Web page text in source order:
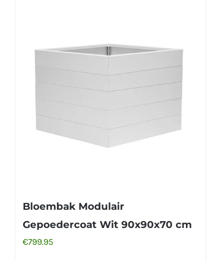
Bloembak Modulair
Gepoedercoat Wit 90x90x70 cm
€799.95